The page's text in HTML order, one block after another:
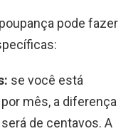
pode fazer
se você está
mês, a diferença
de centavos. A